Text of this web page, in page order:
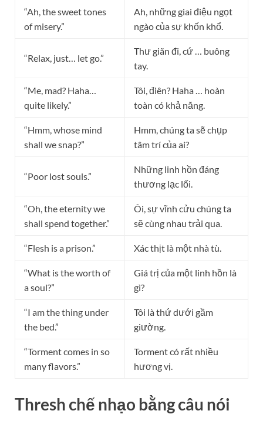
“Ah, the sweet tones
of misery.”
Ah, những giai điệu ngọt
ngào của sự khốn khổ.
“Relax, just… let go.”
Thư giãn đi, cứ … buông
tay.
“Me, mad? Haha…
quite likely.”
Tôi, điên? Haha … hoàn
toàn có khả năng.
“Hmm, whose mind
shall we snap?”
Hmm, chúng ta sẽ chụp
tâm trí của ai?
“Poor lost souls.”
Những linh hồn đáng
thương lạc lối.
“Oh, the eternity we
shall spend together.”
Ôi, sự vĩnh cửu chúng ta
sẽ cùng nhau trải qua.
“Flesh is a prison.” Xác thịt là một nhà tù.
“What is the worth of
a soul?”
Giá trị của một linh hồn là
gì?
“I am the thing under
the bed.”
Tôi là thứ dưới gầm
giường.
“Torment comes in so
many flavors.”
Torment có rất nhiều
hương vị.
Thresh chế nhạo bằng câu nói